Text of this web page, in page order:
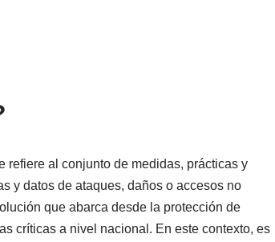
refiere al conjunto de medidas, prácticas y
y datos de ataques, daños o accesos no
que abarca desde la protección de
críticas a nivel nacional. En este contexto, es